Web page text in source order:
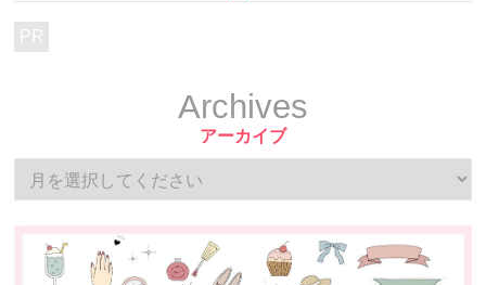
PR
Archives
アーカイブ